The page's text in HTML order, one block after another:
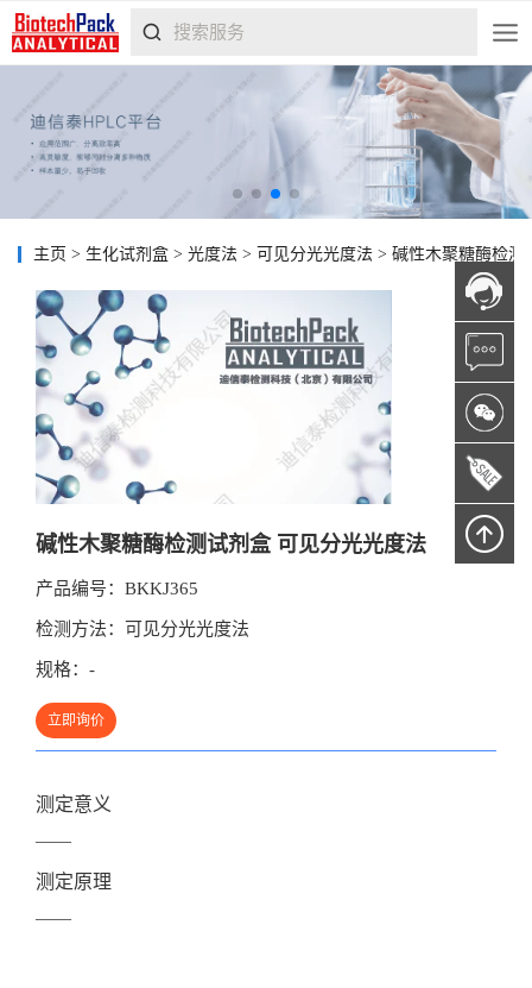
主页 > 生化试剂盒 > 光度法 > 可见分光光度法 > 碱性木聚糖酶检测
碱性木聚糖酶检测试剂盒 可见分光光度法
产品编号： BKKJ365
检测方法： 可见分光光度法
规格： -
立即询价
测定意义
——
测定原理
——